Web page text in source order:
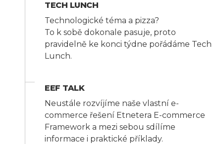
TECH LUNCH
Technologické téma a pizza?
To k sobě dokonale pasuje, proto
pravidelně ke konci týdne pořádáme Tech
Lunch.
EEF TALK
Neustále rozvíjíme naše vlastní e-
commerce řešení Etnetera E-commerce
Framework a mezi sebou sdílíme
informace i praktické příklady.